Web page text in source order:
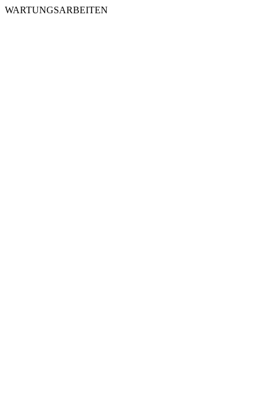
WARTUNGSARBEITEN